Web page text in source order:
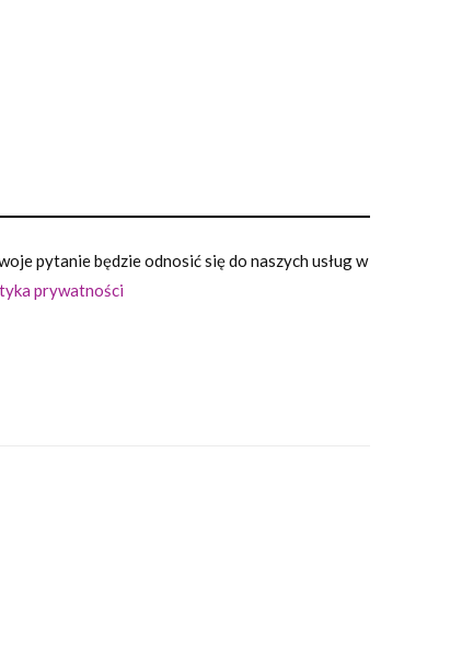
pytanie będzie odnosić się do naszych usług w
prywatności